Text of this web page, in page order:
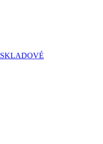
SKLADOVÉ